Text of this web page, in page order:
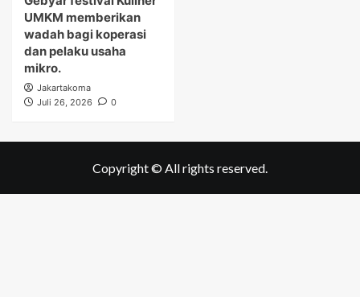
UMKM memberikan
wadah bagi koperasi
dan pelaku usaha
mikro.
Jakartakoma
Juli 26, 2026
0
Copyright © All rights reserved.